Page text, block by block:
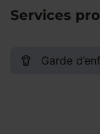
Services
Garde